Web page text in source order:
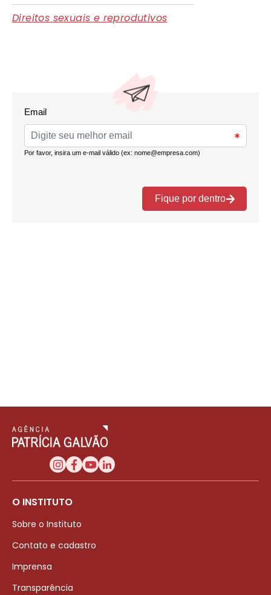
Direitos sexuais e reprodutivos
O INSTITUTO
Sobre o Instituto
Contato e cadastro
Imprensa
Transparência